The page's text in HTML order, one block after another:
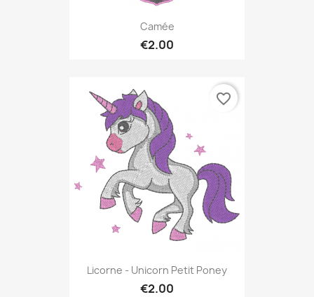
Camée
€2.00
Licorne - Unicorn Petit Poney
€2.00
favorite_border